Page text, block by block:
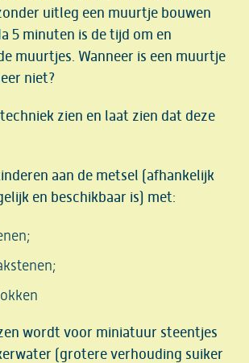
uitleg een muurtje bouwen
5 minuten is de tijd om en
muurtjes. Wanneer is een muurtje
niet?
zien en laat zien dat deze
aan de metsel (afhankelijk
en beschikbaar is) met:
wordt voor miniatuur steentjes
(grotere verhouding suiker